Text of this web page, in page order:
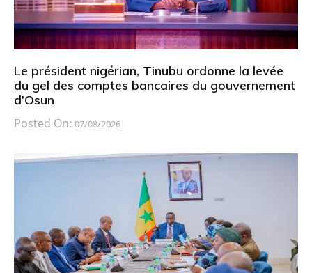
Le président nigérian, Tinubu ordonne la levée
du gel des comptes bancaires du gouvernement
d’Osun
Posted On: 07/08/2026